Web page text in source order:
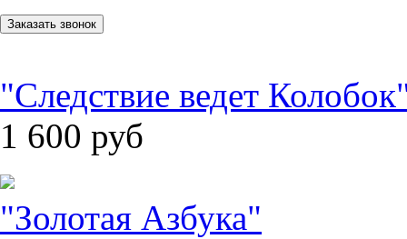
Заказать звонок
"Следствие ведет
1 600 руб
"Золотая Азбука"